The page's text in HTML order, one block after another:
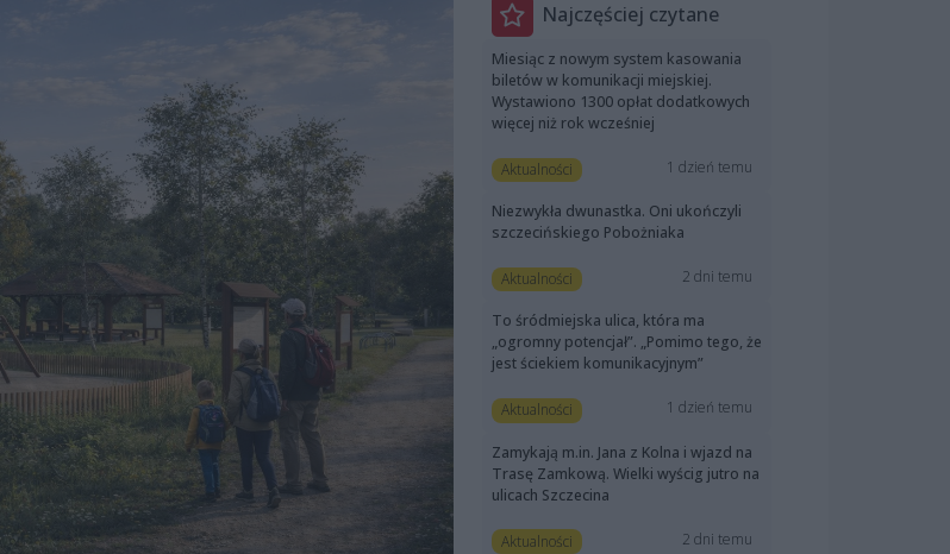
Najczęściej czytane
Miesiąc z nowym system kasowania
biletów w komunikacji miejskiej.
Wystawiono 1300 opłat dodatkowych
więcej niż rok wcześniej
Aktualności 1 dzień temu
Niezwykła dwunastka. Oni ukończyli
szczecińskiego Pobożniaka
Aktualności 2 dni temu
To śródmiejska ulica, która ma
„ogromny potencjał”. „Pomimo tego, że
jest ściekiem komunikacyjnym”
Aktualności 1 dzień temu
Zamykają m.in. Jana z Kolna i wjazd na
Trasę Zamkową. Wielki wyścig jutro na
ulicach Szczecina
Aktualności 2 dni temu